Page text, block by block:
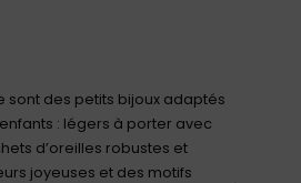
sont des petits bijoux adaptés
: légers à porter avec
d’oreilles robustes et
joyeuses et des motifs